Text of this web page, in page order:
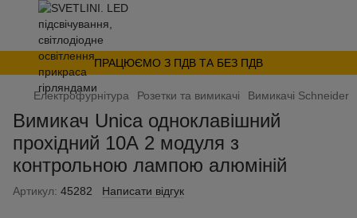
ПРАЦЮЄМО З ПДВ ТА БЕЗ ПДВ
Електрофурнітура Розетки та вимикачі Вимикачі Schneider
Вимикач Unica одноклавішний
прохідний 10А 2 модуля з
контрольною лампою алюміній
Артикул: 45282 Написати відгук